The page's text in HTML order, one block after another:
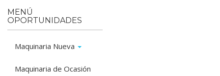
MENÚ
OPORTUNIDADES
Maquinaria Nueva
Maquinaria de Ocasión